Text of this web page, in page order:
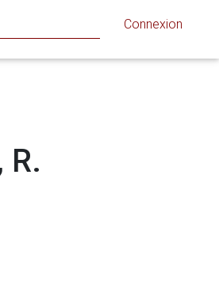
Connexion
R.